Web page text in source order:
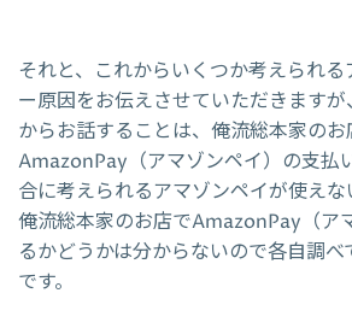
それと、これからいくつか考えられ
ー原因をお伝えさせていただきます
からお話することは、俺流総本家のお
AmazonPay（アマゾンペイ）の支払
合に考えられるアマゾンペイが使え
俺流総本家のお店でAmazonPay（ア
るかどうかは分からないので各自調
です。